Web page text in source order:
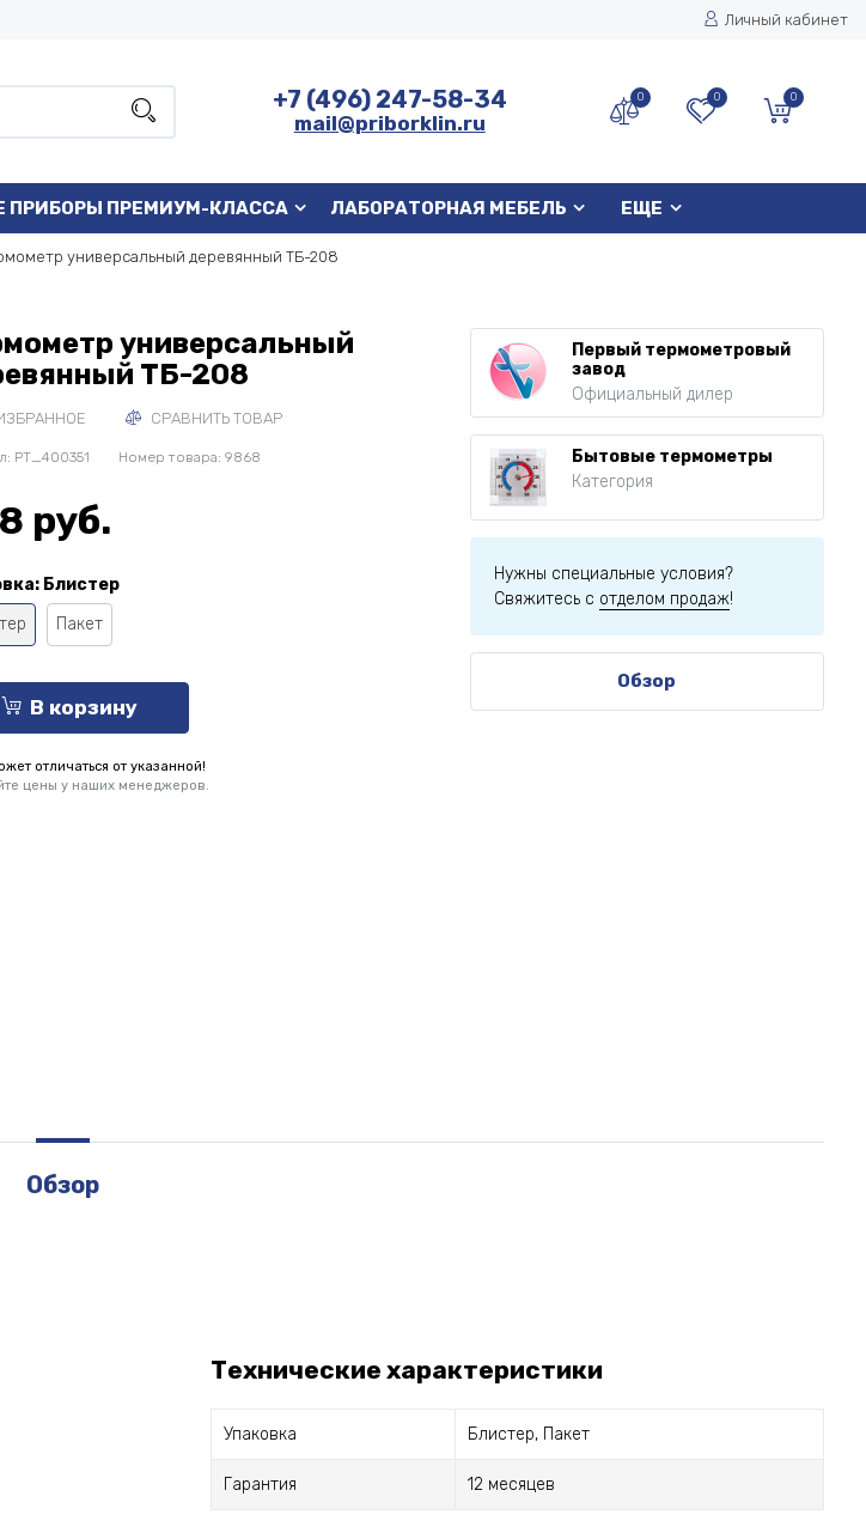
Личный кабинет
+7 (496) 247-58-34
mail@priborklin.ru
0 0 0
ПРИБОРЫ ПРЕМИУМ-КЛАССА ЛАБОРАТОРНАЯ МЕБЕЛЬ ЕЩЕ
универсальный деревянный ТБ-208
универсальный
ТБ-208
СРАВНИТЬ ТОВАР
PT_400351 Номер товара: 9868
руб.
Блистер
Пакет
В корзину
отличаться от указанной!
цены у наших менеджеров.
Первый термометровый
завод
Официальный дилер
Бытовые термометры
Категория
Нужны специальные условия?
Свяжитесь с отделом продаж!
Обзор
Обзор
Технические характеристики
Упаковка Блистер, Пакет
Гарантия 12 месяцев